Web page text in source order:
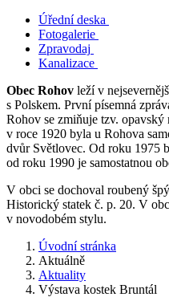
Úřední deska
Fotogalerie
Zpravodaj
Kanalizace
Obec Rohov leží v
s Polskem. První písemná
Rohov se zmiňuje tzv.
v roce 1920 byla u Rohova
dvůr Světlovec. Od roku 1975
od roku 1990 je samostatnou
V obci se dochoval roubený
Historický statek č. p. 20. V
v novodobém stylu.
Úvodní stránka
Aktuálně
Aktuality
Výstava kostek Bruntál